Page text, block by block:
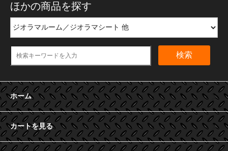
ほかの商品を探す
検索
ホーム
カートを見る